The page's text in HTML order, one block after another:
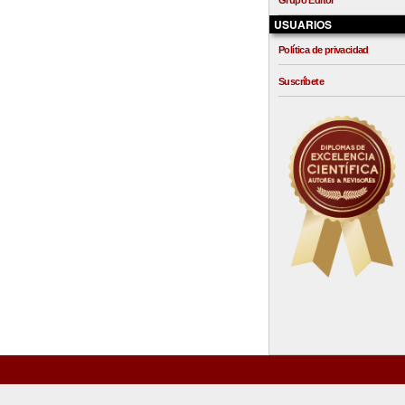
USUARIOS
Política de privacidad
Suscríbete